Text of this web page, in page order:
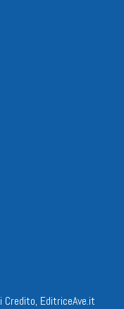
EditriceAve.it